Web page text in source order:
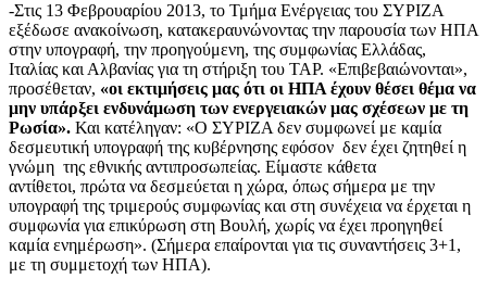
-Στις 13 Φεβρουαρίου 2013, το Τμήμα Ενέργειας του ΣΥΡΙΖΑ
εξέδωσε ανακοίνωση, κατακεραυνώνοντας την παρουσία των ΗΠΑ
στην υπογραφή, την προηγούμενη, της συμφωνίας Ελλάδας,
Ιταλίας και Αλβανίας για τη στήριξη του TAP. «Επιβεβαιώνονται»,
προσέθεταν, «οι εκτιμήσεις μας ότι οι ΗΠΑ έχουν θέσει θέμα να
μην υπάρξει ενδυνάμωση των ενεργειακών μας σχέσεων με τη
Ρωσία». Και κατέληγαν: «Ο ΣΥΡΙΖΑ δεν συμφωνεί με καμία
δεσμευτική υπογραφή της κυβέρνησης εφόσον δεν έχει ζητηθεί η
γνώμη της εθνικής αντιπροσωπείας. Είμαστε κάθετα
αντίθετοι, πρώτα να δεσμεύεται η χώρα, όπως σήμερα με την
υπογραφή της τριμερούς συμφωνίας και στη συνέχεια να έρχεται η
συμφωνία για επικύρωση στη Βουλή, χωρίς να έχει προηγηθεί
καμία ενημέρωση». (Σήμερα επαίρονται για τις συναντήσεις 3+1,
με τη συμμετοχή των ΗΠΑ).